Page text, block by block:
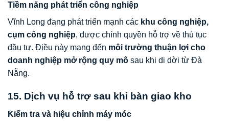
Tiềm năng phát triển công nghiệp
Vĩnh Long đang phát triển mạnh các khu công nghiệp,
cụm công nghiệp, được chính quyền hỗ trợ về thủ tục
đầu tư. Điều này mang đến môi trường thuận lợi cho
doanh nghiệp mở rộng quy mô sau khi di dời từ Đà
Nẵng.
15. Dịch vụ hỗ trợ sau khi bàn giao kho
Kiểm tra và hiệu chỉnh máy móc